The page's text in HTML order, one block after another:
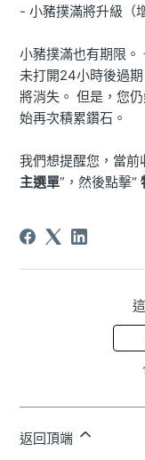
- 小豬撲滿將升級（
小豬撲滿也有期限
未打開24小時後過
將消失。 但是，您
始再次積累鑽石。
我們想提醒您，當前
主選單”，然後點擊“
返回頂端